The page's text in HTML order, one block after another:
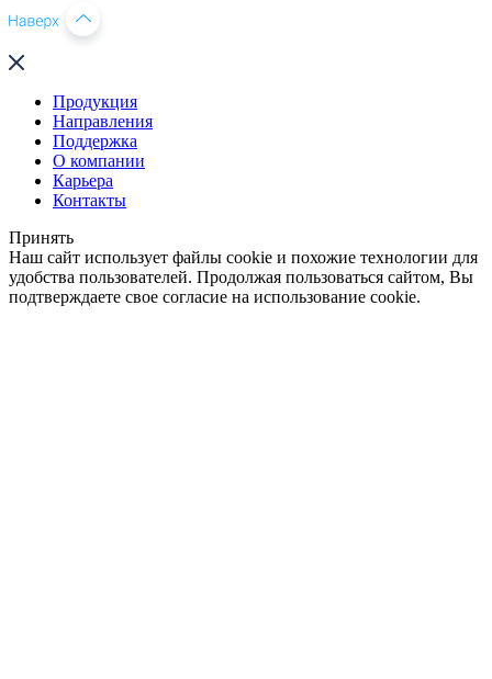
Продукция
Направления
Поддержка
О компании
Карьера
Контакты
Принять
Наш сайт использует файлы cookie и похожие технологии для
удобства пользователей. Продолжая пользоваться сайтом, Вы
подтверждаете свое согласие на использование cookie.